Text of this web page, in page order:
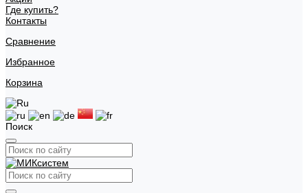
Где купить?
Контакты
Сравнение
Избранное
Корзина
Поиск